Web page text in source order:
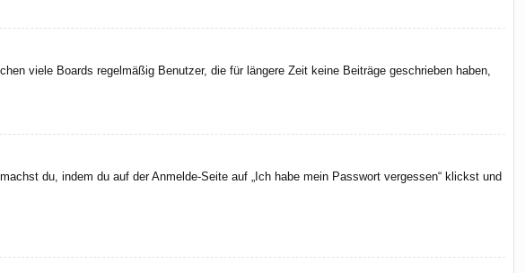
viele Boards regelmäßig Benutzer, die für längere Zeit keine Beiträge geschrieben haben,
du, indem du auf der Anmelde-Seite auf „Ich habe mein Passwort vergessen“ klickst und